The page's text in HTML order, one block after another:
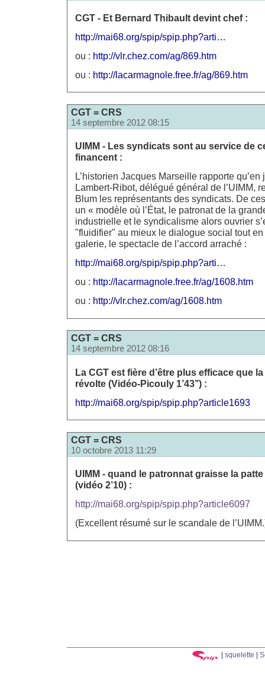
CGT - Et Bernard Thibault devint chef :
http://mai68.org/spip/spip.php?arti…
ou : http://vlr.chez.com/ag/869.htm
ou : http://lacarmagnole.free.fr/ag/869.htm
CGT = CRS
14 septembre 2012 08:15
UIMM - Les syndicats sont au service de
financent :
L’historien Jacques Marseille rapporte qu’en
Lambert-Ribot, délégué général de l’UIMM,
Blum les représentants des syndicats. De
un « modèle où l’État, le patronat de la
industrielle et le syndicalisme alors ouvrier
"fluidifier" au mieux le dialogue social tout
galerie, le spectacle de l’accord arraché :
http://mai68.org/spip/spip.php?arti…
ou : http://lacarmagnole.free.fr/ag/1608.htm
ou : http://vlr.chez.com/ag/1608.htm
CGT = CRS
14 septembre 2012 08:16
La CGT est fière d’être plus efficace que
révolte (Vidéo-Picouly 1’43’’) :
http://mai68.org/spip/spip.php?article1693
CGT = CRS
10 octobre 2013 11:29
UIMM - quand le patronnat graisse la
(vidéo 2’10) :
http://mai68.org/spip/spip.php?article6097
(Excellent résumé sur le scandale de
| squelette |